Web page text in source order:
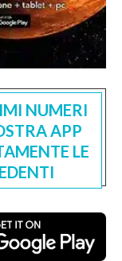
NUMERI
APP
LE